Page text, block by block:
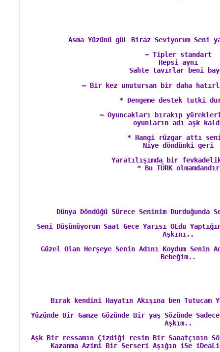
Asma Yüzünü güL Biraz Seviyorum Seni
~ Tipler standart
Hepsi aynı
Sahte tavırlar beni
– Bir kez unutursan bir daha
* Dengeme destek tutki
~ Oyuncakları bırakıp
oyunların adı aşk
* Hangi rüzgar attı
Niye döndünki geri
Yaratılışımda bir
* Bu TÜRK olmamdandır
Dünya Döndüğü Sürece Seninim Durduğunda
Seni Düşünüyorum Saat Gece Yarısı OLdu
Aşkını..
Güzel Olan Herşeye Senin Adını Koydum Senin
Bebeğim..
Bırak kendini Hayatın Akışına ben Tutucam
Yüzünde Bir Gamze Gözünde Bir yaş Sözünde
Aşkım..
Aşk Bir ressamın Çizdiği resim Bir Sanatçının
Kazanma Azimi Bir Serseri Aşığın iSe